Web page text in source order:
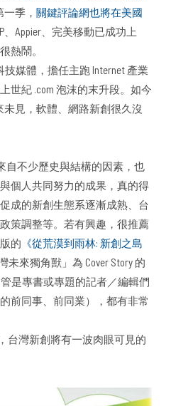
季， 關鍵評論網也將在美國
、Appier、完美移動已成功上
熱鬧。
媒體，擔任主跑 Internet 產業
世紀 .com 泡沫的末升段。如今
見，軟體、網路新創很久沒
自不少歷史與結構的因素，也
個人共同努力的成果，真的得
成的新創生態系逐漸成熟、台
策調整等。若有興趣，很推薦
的 《從荒漠到雨林: 新創之島
未來獨角獸」為 Cover Story 的
是專書或專題的記者／編輯們
前同事、前同業），都有非常
台灣新創將有一波肉眼可見的